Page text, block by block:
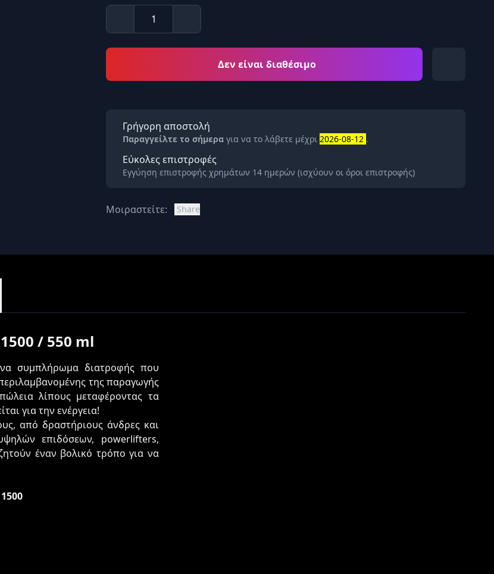
Δεν είναι διαθέσιμο
Γρήγορη αποστολή
Παραγγείλτε το σήμερα για να το λάβετε μέχρι 2026-08-12 .
Εύκολες επιστροφές
Εγγύηση επιστροφής χρημάτων 14 ημερών (ισχύουν οι όροι επιστροφής)
Μοιραστείτε: Share
/ 550 ml
συμπλήρωμα διατροφής που
της παραγωγής
λίπους μεταφέροντας τα
για την ενέργεια!
από δραστήριους άνδρες και
επιδόσεων, powerlifters,
έναν βολικό τρόπο για να